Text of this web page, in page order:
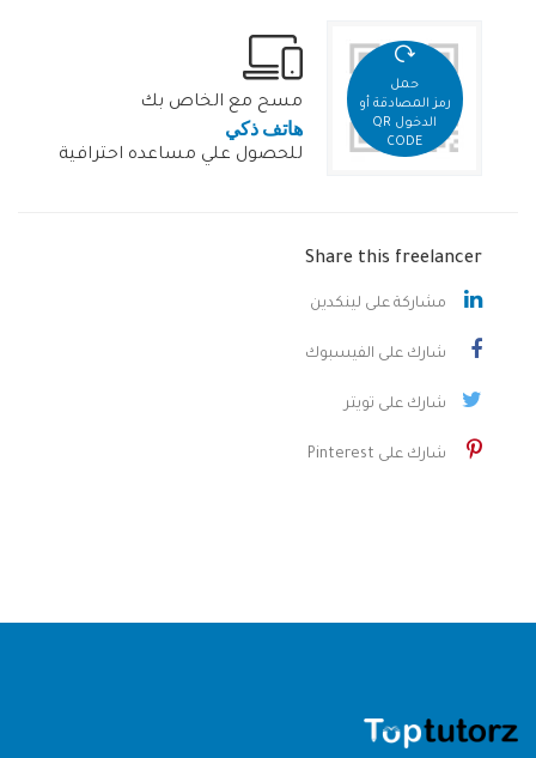
حمل
رمز المصادقة أو
الدخول QR
CODE
مسح مع الخاص بك
هاتف ذكي
للحصول علي مساعده احترافية
Share this freelancer
مشاركة على لينكدين
شارك على الفيسبوك
شارك على تويتر
شارك على Pinterest